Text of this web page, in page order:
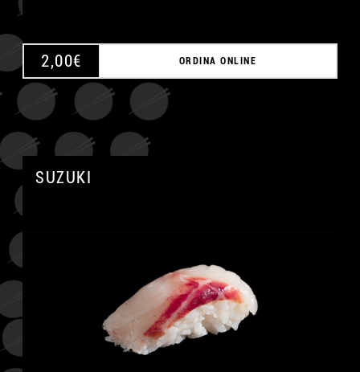
2,00€ ORDINA ONLINE
SUZUKI